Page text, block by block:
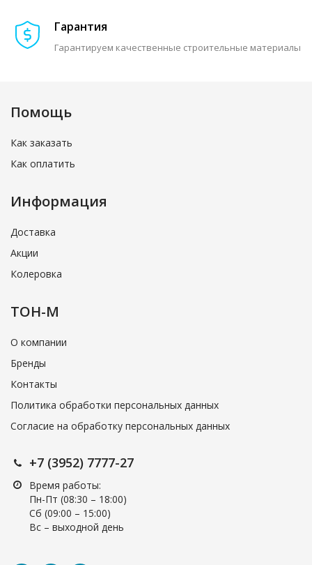
Гарантия
Гарантируем качественные строительные материалы
Помощь
Как заказать
Как оплатить
Информация
Доставка
Акции
Колеровка
ТОН-М
О компании
Бренды
Контакты
Политика обработки персональных данных
Согласие на обработку персональных данных
+7 (3952) 7777-27
Время работы:
Пн-Пт (08:30 – 18:00)
Cб (09:00 – 15:00)
Вс – выходной день